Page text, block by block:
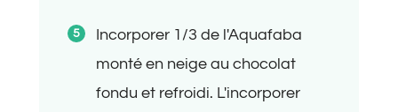
Incorporer 1/3 de l'Aquafaba
monté en neige au chocolat
fondu et refroidi. L'incorporer